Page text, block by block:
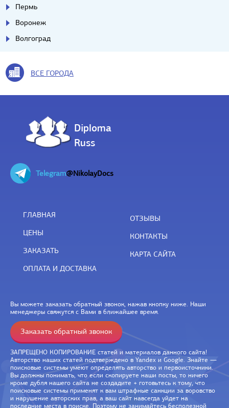
Пермь
Воронеж
Волгоград
ВСЕ ГОРОДА
Diploma
Russ
Telegram@NikolayDocs
ГЛАВНАЯ
ЦЕНЫ
ЗАКАЗАТЬ
ОПЛАТА И ДОСТАВКА
ОТЗЫВЫ
КОНТАКТЫ
КАРТА САЙТА
Вы можете заказать обратный звонок, нажав кнопку ниже. Наши
менеджеры свяжутся с Вами в ближайшее время.
Заказать обратный звонок
ЗАПРЕЩЕНО КОПИРОВАНИЕ статей и материалов данного сайта!
Авторство наших статей подтверждено в Yandex и Google. Знайте —
поисковые системы умеют определять авторство и первоисточники.
Вы должны понимать, что если скопируете наши посты, то ничего
кроме дубля нашего сайта не создадите + готовьтесь к тому, что
поисковые системы применят к вам штрафные санкции за воровство
и нарушение авторских прав, а ваш сайт навсегда уйдет на
последние места в поиске. Поэтому не занимайтесь бесполезной